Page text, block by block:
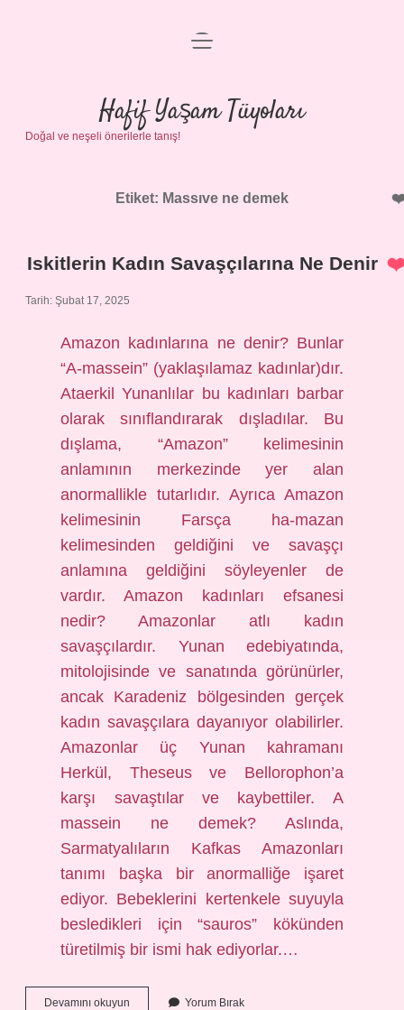
Anasayfa
Gizlilik Politikası
Yasal Uyarı
menüyü
Hafif Yaşam Tüyoları
Doğal ve neşeli önerilerle tanış!
Etiket: Massıve ne demek
Iskitlerin Kadın Savaşçılarına Ne Denir
Tarih: Şubat 17, 2025
Amazon kadınlarına ne denir? Bunlar
“A-massein” (yaklaşılamaz kadınlar)dır.
Ataerkil Yunanlılar bu kadınları barbar
olarak sınıflandırarak dışladılar. Bu
dışlama, “Amazon” kelimesinin
anlamının merkezinde yer alan
anormallikle tutarlıdır. Ayrıca Amazon
kelimesinin Farsça ha-mazan
kelimesinden geldiğini ve savaşçı
anlamına geldiğini söyleyenler de
vardır. Amazon kadınları efsanesi
nedir? Amazonlar atlı kadın
savaşçılardır. Yunan edebiyatında,
mitolojisinde ve sanatında görünürler,
ancak Karadeniz bölgesinden gerçek
kadın savaşçılara dayanıyor olabilirler.
Amazonlar üç Yunan kahramanı
Herkül, Theseus ve Bellorophon’a
karşı savaştılar ve kaybettiler. A
massein ne demek? Aslında,
Sarmatyalıların Kafkas Amazonları
tanımı başka bir anormalliğe işaret
ediyor. Bebeklerini kertenkele suyuyla
besledikleri için “sauros” kökünden
türetilmiş bir ismi hak ediyorlar.…
Devamını okuyun Iskitlerin
Yorum Bırak